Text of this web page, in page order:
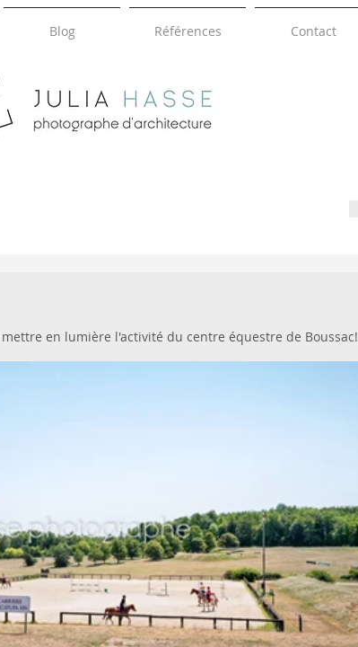
Blog Références Contact
d'architecture
en lumière l'activité du centre équestre de Boussac!